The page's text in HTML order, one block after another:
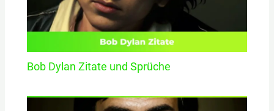
Bob Dylan Zitate und Sprüche